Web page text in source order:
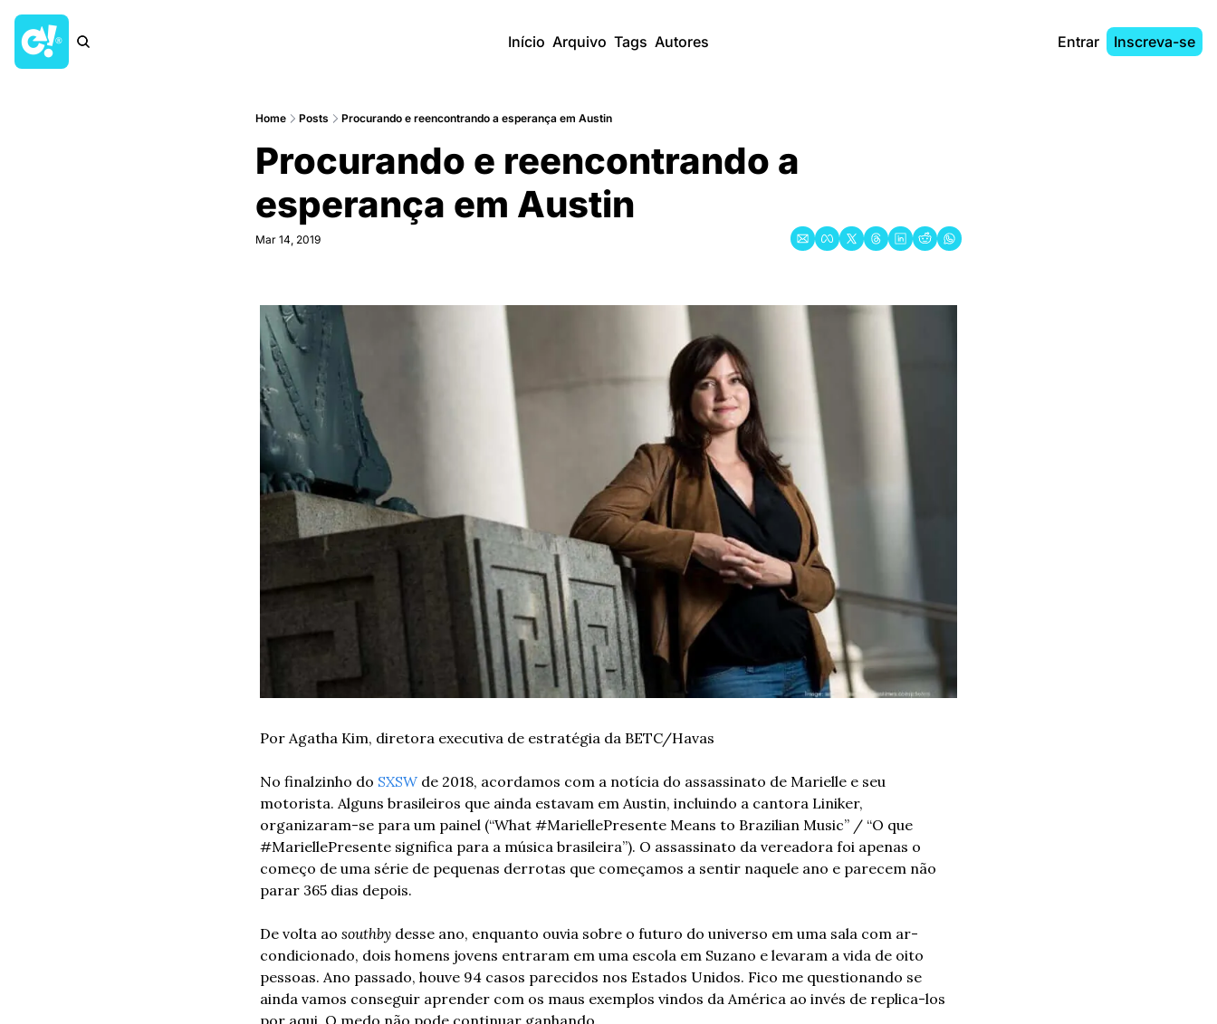
Início Arquivo Tags Autores Entrar Inscreva-se
Home Posts Procurando e reencontrando a esperança em Austin
Procurando e reencontrando a
esperança em Austin
Mar 14, 2019
Por Agatha Kim, diretora executiva de estratégia da BETC/Havas
No finalzinho do SXSW de 2018, acordamos com a notícia do assassinato de Marielle e seu
motorista. Alguns brasileiros que ainda estavam em Austin, incluindo a cantora Liniker,
organizaram-se para um painel (“What #MariellePresente Means to Brazilian Music” / “O que
#MariellePresente significa para a música brasileira”). O assassinato da vereadora foi apenas o
começo de uma série de pequenas derrotas que começamos a sentir naquele ano e parecem não
parar 365 dias depois.
De volta ao southby desse ano, enquanto ouvia sobre o futuro do universo em uma sala com ar-
condicionado, dois homens jovens entraram em uma escola em Suzano e levaram a vida de oito
pessoas. Ano passado, houve 94 casos parecidos nos Estados Unidos. Fico me questionando se
ainda vamos conseguir aprender com os maus exemplos vindos da América ao invés de replica-los
por aqui. O medo não pode continuar ganhando.